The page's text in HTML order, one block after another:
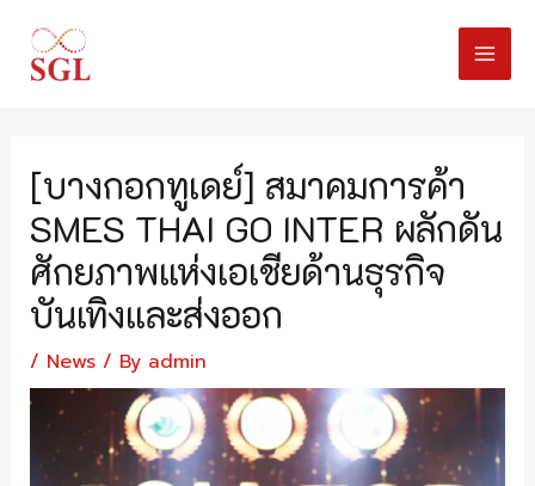
[บางกอกทูเดย์] สมาคมการค้า
SMES THAI GO INTER ผลักดัน
ศักยภาพแห่งเอเชียด้านธุรกิจ
บันเทิงและส่งออก
/ News/ By admin